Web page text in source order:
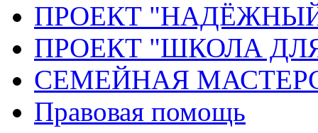
ПРОЕКТ
ПРОЕКТ "ШКОЛА
СЕМЕЙНАЯ
Правовая помощь